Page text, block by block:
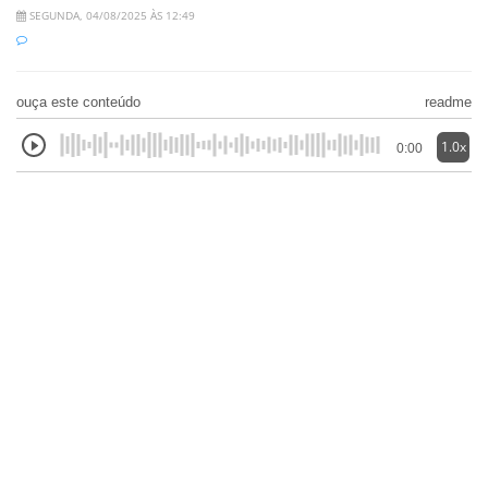
SEGUNDA, 04/08/2025 ÀS 12:49
ouça este conteúdo readme
0:00 1.0x